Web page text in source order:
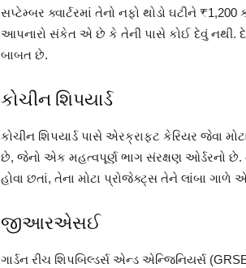
સપ્ટેમ્બર ક્વાર્ટરમાં તેનો નફો થોડો ઘટીને
આપનારો સંકેત એ છે કે તેની પાસે કોઈ દેવું નથી.
બાબત છે.
કોચીન શિપયાર્ડ
કોચીન શિપયાર્ડ પાસે એરક્રાફ્ટ કેરિયર જેવા
છે, જેનો એક મહત્વપૂર્ણ ભાગ સંરક્ષણ ઓર્ડરનો છે.
હોવા છતાં, તેના મોટા પ્રોજેક્ટ્સ તેને લાંબા
જીઆરએસઈ
ગાર્ડન રીચ શિપબિલ્ડર્સ એન્ડ એન્જિનિયર્સ